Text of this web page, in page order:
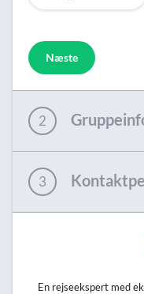
Næste
2
3
En rejseekspert med